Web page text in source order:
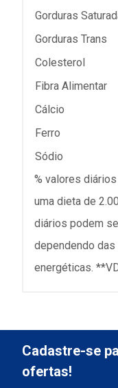
Gorduras
Gorduras Trans
Colesterol
Fibra Alimentar
Cálcio
Ferro
Sódio
% valores
uma dieta de
diários podem
dependendo
energéticas.
Cadastre-se
ofertas!